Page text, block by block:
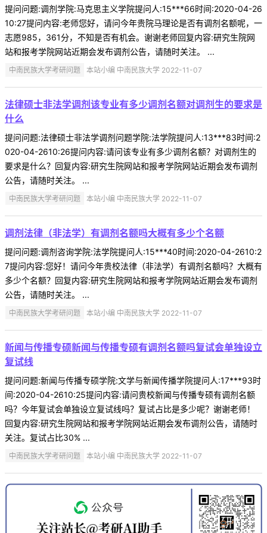
提问问题:调剂学院:马克思主义学院提问人:15***66时间:2020-04-26
10:27提问内容:老师您好，请问今年贵院马理论是否有调剂名额呢，一
志愿985，361分，不知是否有机会。谢谢老师回复内容:研究生院网
站和报考学院网站近期会发布调剂公告，请随时关注。 ...
中南民族大学考研问题 本站小编 中南民族大学 2022-11-07
法律硕士非法学调剂该专业有多少调剂名额对调剂生的要求是
什么
提问问题:法律硕士非法学调剂问题学院:法学院提问人:13***83时间:2
020-04-2610:26提问内容:请问该专业有多少调剂名额？对调剂生的
要求是什么？回复内容:研究生院网站和报考学院网站近期会发布调剂
公告，请随时关注。 ...
中南民族大学考研问题 本站小编 中南民族大学 2022-11-07
调剂法律（非法学）有调剂名额吗大概有多少个名额
提问问题:调剂咨询学院:法学院提问人:15***40时间:2020-04-2610:2
7提问内容:您好！请问今年贵校法律（非法学）有调剂名额吗？大概有
多少个名额？回复内容:研究生院网站和报考学院网站近期会发布调剂
公告，请随时关注。 ...
中南民族大学考研问题 本站小编 中南民族大学 2022-11-07
新闻与传播专硕新闻与传播专硕有调剂名额吗复试会单独设立
复试线
提问问题:新闻与传播专硕学院:文学与新闻传播学院提问人:17***93时
间:2020-04-2610:25提问内容:请问贵校新闻与传播专硕有调剂名额
吗？今年复试会单独设立复试线吗？复试占比是多少呢？谢谢老师！
回复内容:研究生院网站和报考学院网站近期会发布调剂公告，请随时
关注。复试占比30% ...
中南民族大学考研问题 本站小编 中南民族大学 2022-11-07